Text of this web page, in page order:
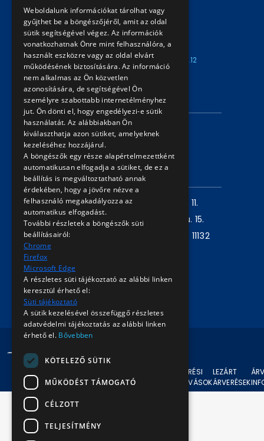
AUTOCOMP (SRG2000)
/ARV2026901656
ARV2026901656
Kezdete: 2026.07.30
15:00
Vége: 2026.08.12
INFORMÁCIÓK
Adatvédelmi nyilatkozat
Árverési információk
ELÉRHETŐSÉG
Levelezési cím:1980 Budapest, Pf. 11.
Székhely:1072 Budapest, Akácfa u. 15.
Központ telefon:
+36 1 461 6500 / 11132
mellék
Írjon nekünk!
ÁRVERÉSEK
ÁRVERÉSI
FELHÍVÁSOK
LEZÁRT
ÁRVERÉSEK
Weboldalunk információkat tárolhat vagy
gyűjthet be a böngészőjéről, amit az oldal
sütik segítségével végez. Az információk
vonatkozhatnak Önre mint felhasználóra, a
használt eszközre vagy az oldal elvárt
működésének biztosítására. Az információ
nem alkalmas az Ön közvetlen
azonosítására, de segítségével Ön
személyre szabottabb internetélményhez
jut. Ön dönti el, hogy engedélyezi-e sütik
használatát. Az alábbiakban Ön
kiválaszthatja azon sütiket, amelyeknek
kezeléséhez hozzájárul.
A böngészők egy része alapértelmezettként
automatikusan elfogadja a sütiket, de ez a
beállítás is megváltoztatható annak
érdekében, hogy a jövőre nézve a
felhasználó megakadályozza az
automatikus elfogadást.
További részletek a böngészők süti
beállításairól:
Chrome
Firefox
Microsoft Edge
A részletes süti tájékoztató az alábbi linken
keresztül érhető el:
Süti tájékoztató
A sütik kezelésével összefüggő részletes
adatvédelmi tájékoztatás az alábbi linken
érhető el. Bővebben
KÖTELEZŐ SÜTIK
MŰKÖDÉST TÁMOGATÓ
CÉLZOTT
TELJESÍTMÉNY